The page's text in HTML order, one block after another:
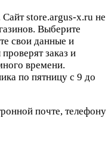
store.argus-x.ru не
Выберите
свои данные и
заказ и
времени.
по пятницу с 9 до
почте, телефону